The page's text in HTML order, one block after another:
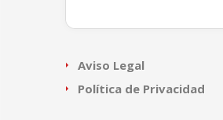
Aviso Legal
Política de Privacidad